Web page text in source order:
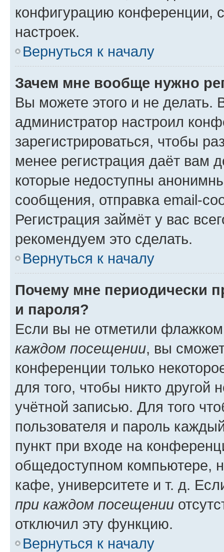
конфигурацию конференции,
настроек.
Вернуться к началу
Зачем мне вообще нужно
Вы можете этого и не делать.
администратор настроил
зарегистрироваться, чтобы
менее регистрация даёт вам
которые недоступны
сообщения, отправка email-
Регистрация займёт у вас
рекомендуем это сделать.
Вернуться к началу
Почему мне периодически
и пароля?
Если вы не отметили
каждом посещении, вы
конференции только
для того, чтобы никто другой
учётной записью. Для того
пользователя и пароль
пункт при входе на
общедоступном компьютере,
кафе, университете и т. д.
при каждом посещении
отключил эту функцию.
Вернуться к началу